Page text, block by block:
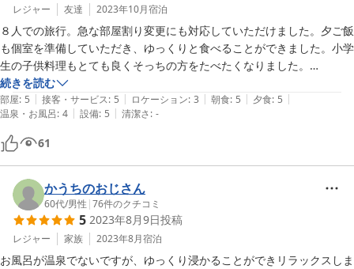
レジャー 友達 2023年10月宿泊
８人での旅行。急な部屋割り変更にも対応していただけました。夕ご飯
も個室を準備していただき、ゆっくりと食べることができました。小学
生の子供料理もとても良くそっちの方をたべたくなりました。
お部屋は離れ屋風でとても静か。
廊下を歩く音も戸をしっかり閉めていたら聞こえません。少々ゲームで
盛り上がっても外に聞こえずでありがたかったです。
大浴場のお湯の温度もとても良くゆったりと過ごすことができました。
続きを読む
部屋: 5 | 接客・サービス: 5 | ロケーション: 3 | 朝食: 5 | 夕食: 5 |
温泉・お風呂: 4 | 設備: 5 | 清潔さ: -
61
かうちのおじさん
60代/男性 |76件のクチコミ
5 2023年8月9日投稿
レジャー 家族 2023年8月宿泊
お風呂が温泉でないですが、ゆっくり浸かることができリラックスしま